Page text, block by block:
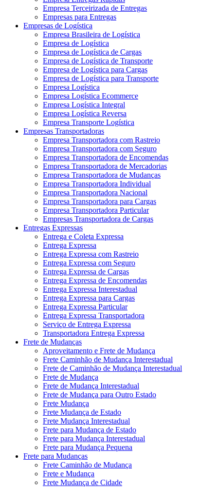
Empresa Terceirizada de Entregas
Empresas para Entregas
Empresas de Logística
Empresa Brasileira de Logística
Empresa de Logística
Empresa de Logística de Cargas
Empresa de Logística de Transporte
Empresa de Logística para Cargas
Empresa de Logística para Transporte
Empresa Logística
Empresa Logística Ecommerce
Empresa Logística Integral
Empresa Logística Reversa
Empresa Transporte Logística
Empresas Transportadoras
Empresa Transportadora com Rastreio
Empresa Transportadora com Seguro
Empresa Transportadora de Encomendas
Empresa Transportadora de Mercadorias
Empresa Transportadora de Mudanças
Empresa Transportadora Individual
Empresa Transportadora Nacional
Empresa Transportadora para Cargas
Empresa Transportadora Particular
Empresas Transportadora de Cargas
Entregas Expressas
Entrega e Coleta Expressa
Entrega Expressa
Entrega Expressa com Rastreio
Entrega Expressa com Seguro
Entrega Expressa de Cargas
Entrega Expressa de Encomendas
Entrega Expressa Interestadual
Entrega Expressa para Cargas
Entrega Expressa Particular
Entrega Expressa Transportadora
Serviço de Entrega Expressa
Transportadora Entrega Expressa
Frete de Mudanças
Aproveitamento e Frete de Mudança
Frete Caminhão de Mudança Interestadual
Frete de Caminhão de Mudança Interestadual
Frete de Mudança
Frete de Mudança Interestadual
Frete de Mudança para Outro Estado
Frete Mudança
Frete Mudança de Estado
Frete Mudança Interestadual
Frete para Mudança de Estado
Frete para Mudança Interestadual
Frete para Mudança Pequena
Frete para Mudanças
Frete Caminhão de Mudança
Frete e Mudança
Frete Mudança de Cidade